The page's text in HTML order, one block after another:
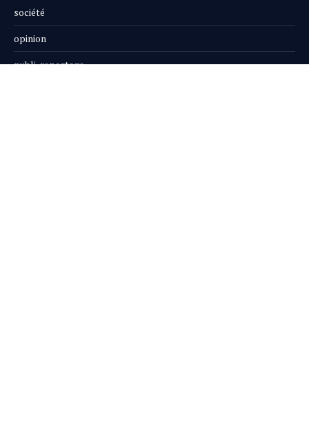
société
opinion
publi-reportage